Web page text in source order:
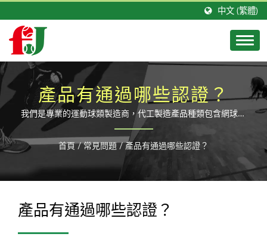
中文 (繁體)
產品有通過哪些認證？
我們是專業的運動球類製造商，代工製造產品種類包含網球、
軟式網球、英式壁球、美式迴力球、美式手球等。逾四十年的
專業經驗幸獲眾多國際運動廠牌青睞，數年來共同研發出多樣
新款球種，也擁有多個生產製程專利。
首頁 / 常見問題 / 產品有通過哪些認證？
產品有通過哪些認證？